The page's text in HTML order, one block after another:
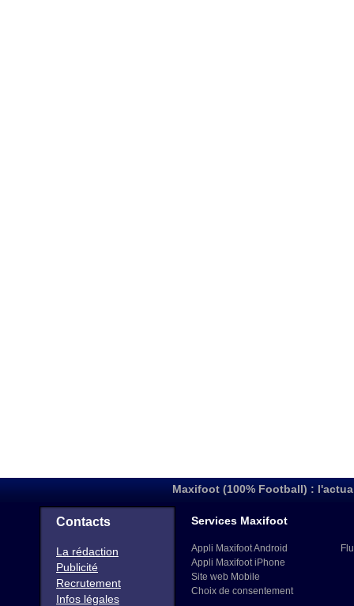
Maxifoot (100% Football) :
Contacts
La rédaction
Publicité
Recrutement
Infos légales
Services Maxifoot
Appli Maxifoot Android
Appli Maxifoot iPhone
Site web Mobile
Choix de consentement